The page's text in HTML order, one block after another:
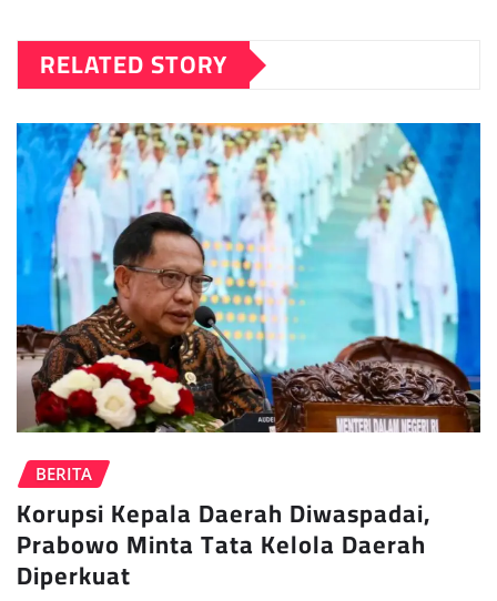
RELATED STORY
BERITA
Korupsi Kepala Daerah Diwaspadai,
Prabowo Minta Tata Kelola Daerah
Diperkuat